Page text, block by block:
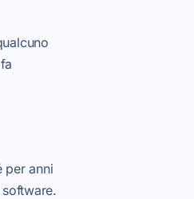
per anni